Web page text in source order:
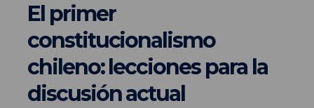
El primer
constitucionalismo
chileno: lecciones para la
discusión actual